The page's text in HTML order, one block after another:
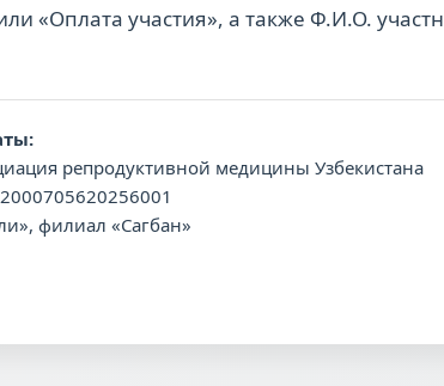
«Оплата участия», а также Ф.И.О.
репродуктивной медицины Узбекистана
филиал «Сагбан»